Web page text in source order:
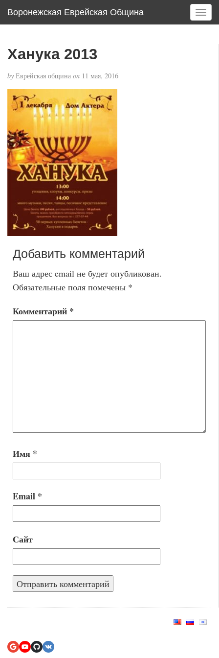
Воронежская Еврейская Община
T
o
Ханука 2013
by Еврейская община on 11 мая, 2016
Добавить комментарий
Ваш адрес email не будет опубликован.
Обязательные поля помечены *
Комментарий *
Имя *
Email *
Сайт